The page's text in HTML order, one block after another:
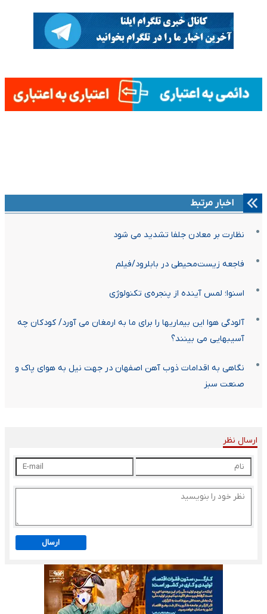
اخبار مرتبط
نظارت بر معادن جلفا تشدید می‌ شود
فاجعه زیست‌محیطی در بابلرود/فیلم
اسنوا؛ لمس آینده از پنجره‌ی تکنولوژی
آلودگی هوا این بیماریها را برای ما به ارمغان می آورد/ کودکان چه
آسیبهایی می بینند؟
نگاهی به اقدامات ذوب آهن اصفهان در جهت نیل به هوای پاک و
صنعت سبز
ارسال نظر
ارسال